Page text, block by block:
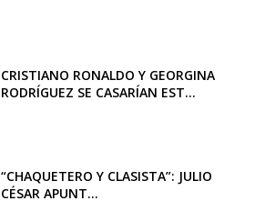
CRISTIANO RONALDO Y GEORGINA
RODRÍGUEZ SE CASARÍAN EST...
“CHAQUETERO Y CLASISTA”: JULIO
CÉSAR APUNT...